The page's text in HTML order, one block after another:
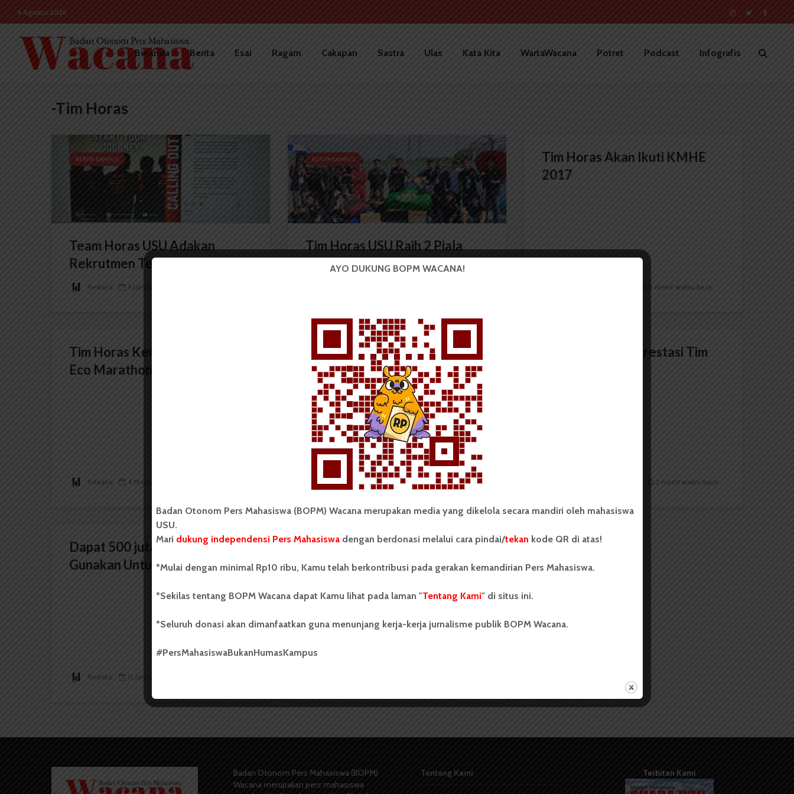
6 Agustus 2026
Beranda Berita Esai Ragam Cakapan Sastra Ulas Kata Kita WartaWacana Potret Podcast Infografis
-Tim Horas
BERITA KAMPUS
Team Horas USU Adakan
Rekrutmen Terbuka Anggota...
Redaksi 9 Januari 2025
BERITA KAMPUS
Tim Horas USU Raih 2 Piala
dalam KMHE 2024
Tim Horas Akan Ikuti KMHE
2017
2 menit waktu baca
Tim Horas Kembali Ikuti Shell
Eco Marathon 2016
Redaksi 4 Maret 2016
Tim Horas Siapkan Mobil
Prototipe G7
Redaksi 3 Desember 2015 2 menit waktu baca
SEM Asia 2015, Prestasi Tim
2 menit waktu baca
Dapat 500 juta, Tim Horas
Gunakan Untuk Akomodasi
Redaksi 12 Januari 2015
Tim Horas Tuntut Pemprovsu
Cairkan Dana Hibah Bulan Ini
Badan Otonom Pers Mahasiswa (BOPM)
Wacana merupakan pers mahasiswa
Tentang Kami Terbitan Kami
AYO DUKUNG BOPM WACANA!
Badan Otonom Pers Mahasiswa (BOPM) Wacana merupakan media yang dikelola secara mandiri oleh mahasiswa
USU.
Mari dukung independensi Pers Mahasiswadengan berdonasi melalui cara pindai/tekan kode QR di atas!
*Mulai dengan minimal Rp10 ribu, Kamu telah berkontribusi pada gerakan kemandirian Pers Mahasiswa.
*Sekilas tentang BOPM Wacana dapat Kamu lihat pada laman "Tentang Kami" di situs ini.
*Seluruh donasi akan dimanfaatkan guna menunjang kerja-kerja jurnalisme publik BOPM Wacana.
#PersMahasiswaBukanHumasKampus